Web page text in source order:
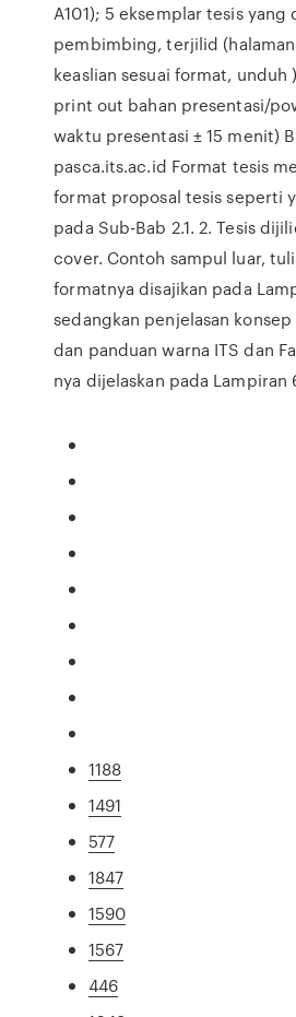
A101); 5 eksemplar tesis
pembimbing, terjilid
keaslian sesuai format, unduh
print out bahan presentasi/
waktu presentasi ± 15 menit)
pasca.its.ac.id Format tesis
format proposal tesis seperti
pada Sub-Bab 2.1. 2. Tesis
cover. Contoh sampul luar,
formatnya disajikan pada
sedangkan penjelasan
dan panduan warna ITS dan
nya dijelaskan pada Lampiran
1188
1491
577
1847
1590
1567
446